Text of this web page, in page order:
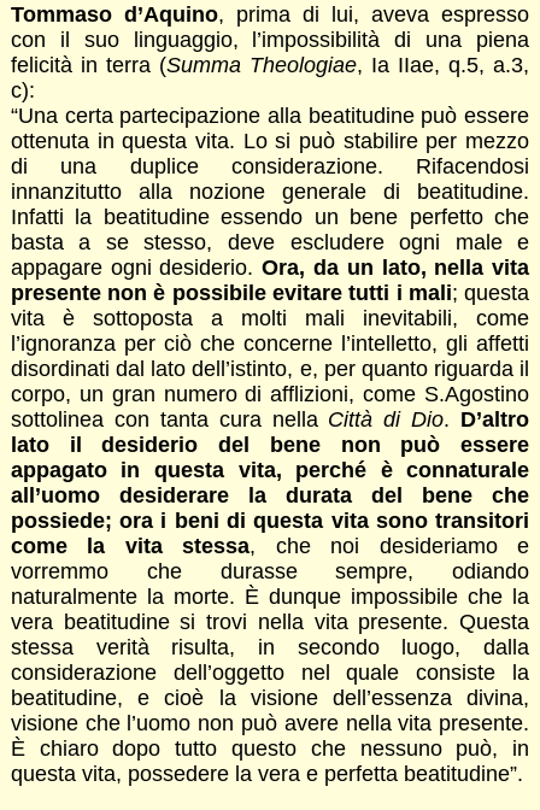
Tommaso d’Aquino, prima di lui, aveva espresso
con il suo linguaggio, l’impossibilità di una piena
felicità in terra (Summa Theologiae, Ia IIae, q.5, a.3,
c):
“Una certa partecipazione alla beatitudine può essere
ottenuta in questa vita. Lo si può stabilire per mezzo
di una duplice considerazione. Rifacendosi
innanzitutto alla nozione generale di beatitudine.
Infatti la beatitudine essendo un bene perfetto che
basta a se stesso, deve escludere ogni male e
appagare ogni desiderio.Ora, da un lato, nella vita
presente non è possibile evitare tutti i mali; questa
vita è sottoposta a molti mali inevitabili, come
l’ignoranza per ciò che concerne l’intelletto, gli affetti
disordinati dal lato dell’istinto, e, per quanto riguarda il
corpo, un gran numero di afflizioni, come S.Agostino
sottolinea con tanta cura nella Città di Dio. D’altro
lato il desiderio del bene non può essere
appagato in questa vita, perché è connaturale
all’uomo desiderare la durata del bene che
possiede; ora i beni di questa vita sono transitori
come la vita stessa, che noi desideriamo e
vorremmo che durasse sempre, odiando
naturalmente la morte. È dunque impossibile che la
vera beatitudine si trovi nella vita presente. Questa
stessa verità risulta, in secondo luogo, dalla
considerazione dell’oggetto nel quale consiste la
beatitudine, e cioè la visione dell’essenza divina,
visione che l’uomo non può avere nella vita presente.
È chiaro dopo tutto questo che nessuno può, in
questa vita, possedere la vera e perfetta beatitudine”.